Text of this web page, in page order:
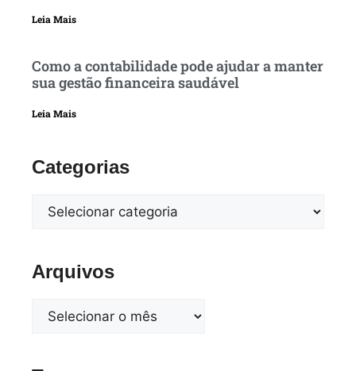
Leia Mais
Como a contabilidade pode ajudar a manter
sua gestão financeira saudável
Leia Mais
Categorias
Arquivos